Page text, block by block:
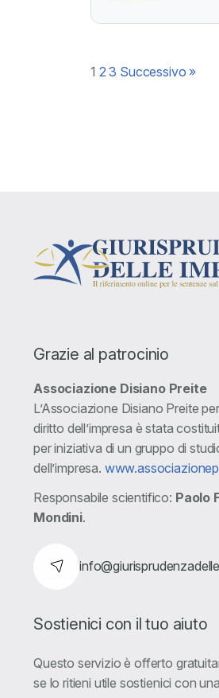
1 2 3 Successivo »
Grazie al patrocinio
Associazione Disiano Preite
L’Associazione Disiano Preite
diritto dell’impresa è stata
per iniziativa di un gruppo di
dell’impresa.
Responsabile scientifico: Paolo
Mondini.
Sostienici con il tuo aiuto
Questo servizio è offerto
se lo ritieni utile sostienici con una